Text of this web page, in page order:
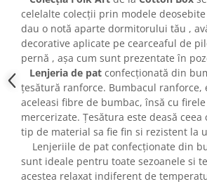
celelalte colecții prin modele
dau o notă aparte dormitorului tău ,
decorative aplicate pe cearceaful de
pernă , așa cum sunt prezentate în
Lenjeria de pat confecționată din
țesătură ranforce. Bumbacul ranforce,
aceleasi fibre de bumbac, însă cu
mercerizate. Țesătura este deasă ceea
tip de material sa fie fin si rezistent la
Lenjeriile de pat confecționate din
sunt ideale pentru toate sezoanele si
acestea relaxat indiferent de